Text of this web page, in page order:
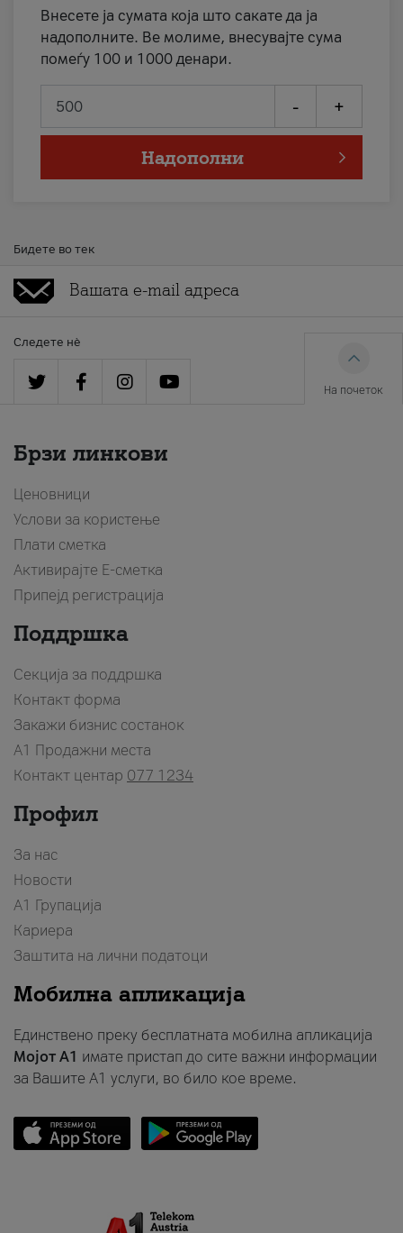
Внесете ја сумата која што сакате да ја
надополните. Ве молиме, внесувајте сума
помеѓу 100 и 1000 денари.
- +
Надополни
Бидете во тек
Следете нè
На почеток
Брзи линкови
Ценовници
Услови за користење
Плати сметка
Активирајте Е-сметка
Припејд регистрација
Поддршка
Секција за поддршка
Контакт форма
Закажи бизнис состанок
A1 Продажни места
Контакт центар 077 1234
Профил
За нас
Новости
А1 Групација
Кариера
Заштита на лични податоци
Мобилна апликација
Единствено преку бесплатната мобилна апликација
Мојот A1 имате пристап до сите важни информации
за Вашите A1 услуги, во било кое време.